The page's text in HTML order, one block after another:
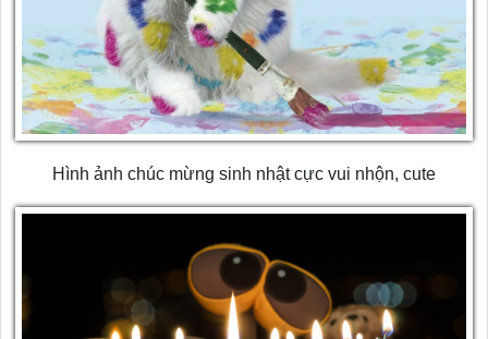
Hình ảnh chúc mừng sinh nhật cực vui nhộn, cute